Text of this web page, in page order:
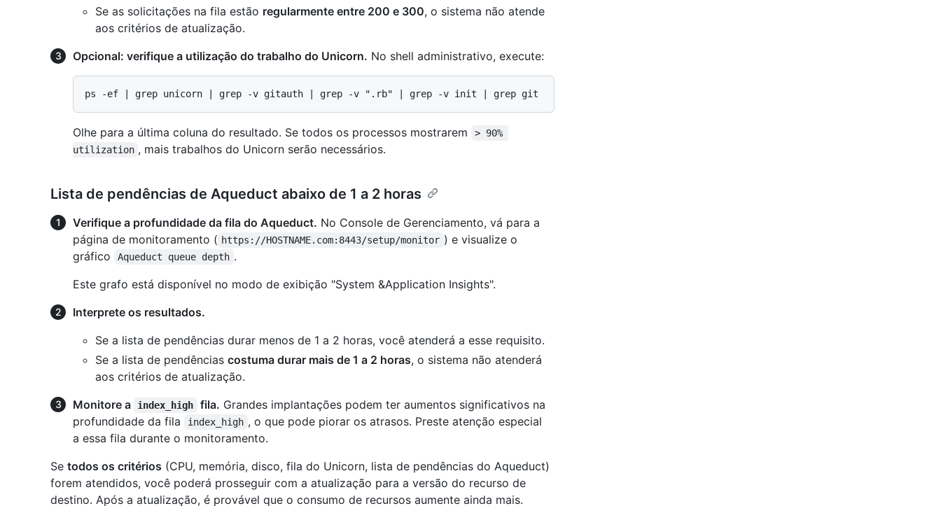
Se as solicitações na fila estão regularmente entre 200 e 300, o sistema não atende
aos critérios de atualização.
Opcional: verifique a utilização do trabalho do Unicorn. No shell administrativo, execute:
Olhe para a última coluna do resultado. Se todos os processos mostrarem
> 90%
utilization , mais trabalhos do Unicorn serão necessários.
Lista de pendências de Aqueduct abaixo de 1 a 2 horas
Verifique a profundidade da fila do Aqueduct. No Console de Gerenciamento, vá para a
página de monitoramento ( https://HOSTNAME.com:8443/setup/monitor ) e visualize o
gráfico
Aqueduct queue depth .
Este grafo está disponível no modo de exibição "System &Application Insights".
Interprete os resultados.
Se a lista de pendências durar menos de 1 a 2 horas, você atenderá a esse requisito.
Se a lista de pendências costuma durar mais de 1 a 2 horas, o sistema não atenderá
aos critérios de atualização.
Monitore a
index_high fila. Grandes implantações podem ter aumentos significativos na
profundidade da fila
index_high , o que pode piorar os atrasos. Preste atenção especial
a essa fila durante o monitoramento.
Se todos os critérios (CPU, memória, disco, fila do Unicorn, lista de pendências do Aqueduct)
forem atendidos, você poderá prosseguir com a atualização para a versão do recurso de
destino. Após a atualização, é provável que o consumo de recursos aumente ainda mais.